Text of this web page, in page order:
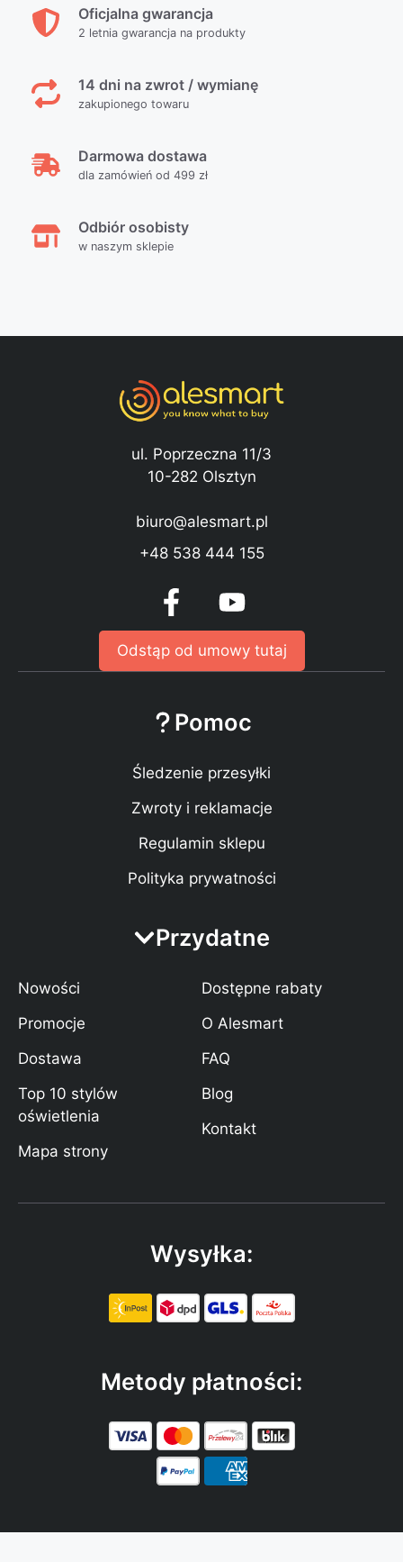
Oficjalna gwarancja
2 letnia gwarancja na produkty
14 dni na zwrot / wymianę
zakupionego towaru
Darmowa dostawa
dla zamówień od 499 zł
Odbiór osobisty
w naszym sklepie
ul. Poprzeczna 11/3
10-282 Olsztyn
biuro@alesmart.pl
+48 538 444 155
Odstąp od umowy tutaj
Pomoc
Śledzenie przesyłki
Zwroty i reklamacje
Regulamin sklepu
Polityka prywatności
Przydatne
Nowości
Promocje
Dostawa
Top 10 stylów
oświetlenia
Mapa strony
Dostępne rabaty
O Alesmart
FAQ
Blog
Kontakt
Wysyłka:
Metody płatności: